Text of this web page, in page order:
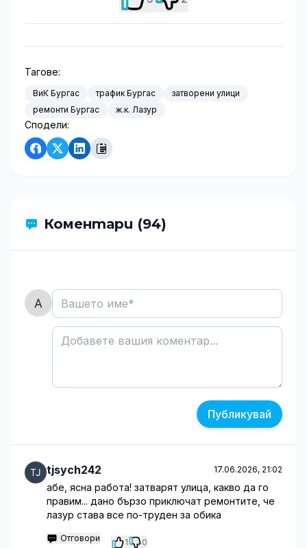
Тагове:
ВиК Бургас трафик Бургас
затворени улици
ремонти Бургас
ж.к. Лазур
Сподели:
Коментари (94)
Публикувай
tjsych242 17.06.2026, 21:02
абе, ясна работа! затварят улица, какво да го
правим... дано бързо приключат ремонтите, че
лазур става все по-труден за обика
Отговори 1 0